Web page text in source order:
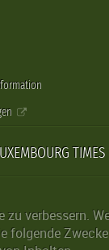
TIMES
verbessern.
folgende